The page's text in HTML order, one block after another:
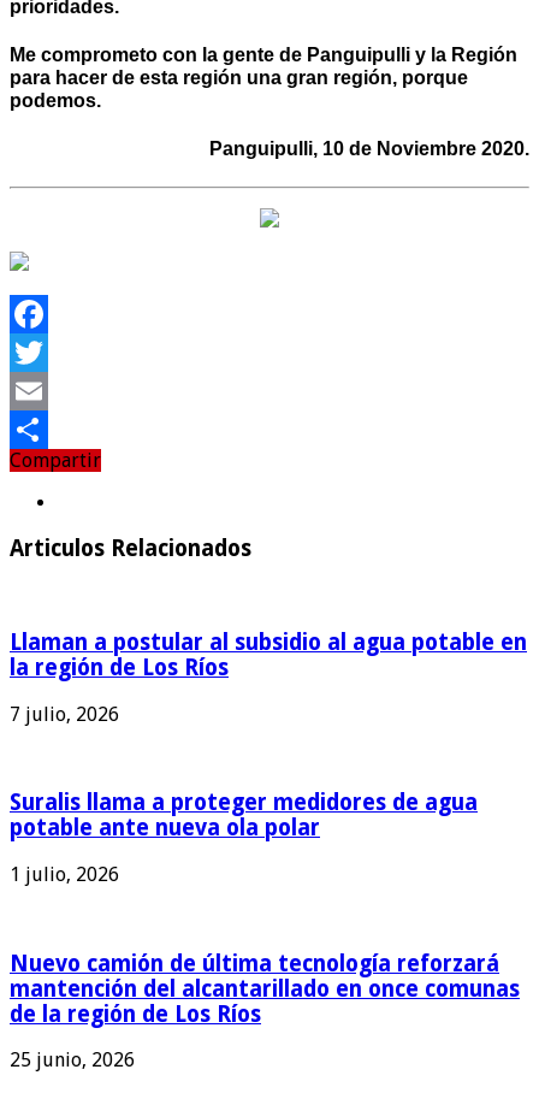
prioridades.
Me comprometo con la gente de Panguipulli y la Región
para hacer de esta región una gran región, porque
podemos.
Panguipulli, 10 de Noviembre 2020.
Facebook
Twitter
Email
Compartir
Compartir
Articulos Relacionados
Llaman a postular al subsidio al agua potable en
la región de Los Ríos
7 julio, 2026
Suralis llama a proteger medidores de agua
potable ante nueva ola polar
1 julio, 2026
Nuevo camión de última tecnología reforzará
mantención del alcantarillado en once comunas
de la región de Los Ríos
25 junio, 2026